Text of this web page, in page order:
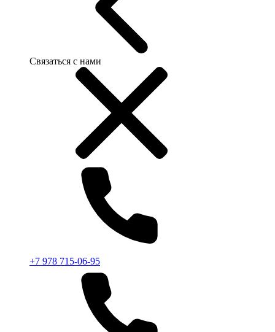
Связаться с нами
+7 978 715-06-95